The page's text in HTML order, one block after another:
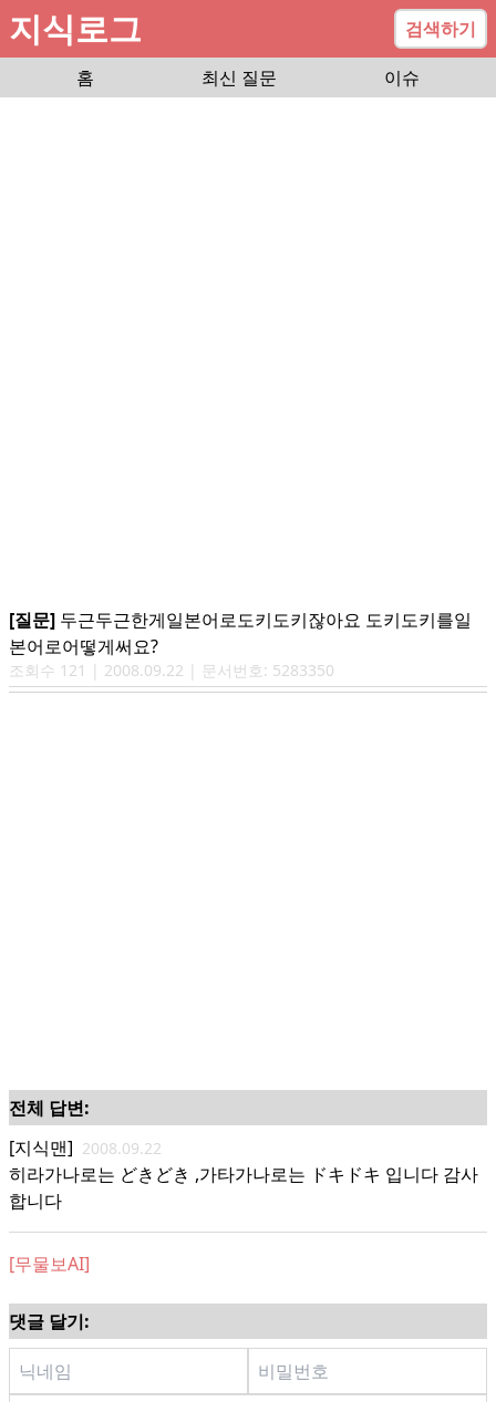
지식로그
검색하기
홈
최신 질문 이슈
[질문] 두근두근한게일본어로도키도키잖아요 도키도키를일
본어로어떻게써요?
조회수 121 | 2008.09.22 | 문서번호: 5283350
전체 답변:
[지식맨] 2008.09.22
히라가나로는 どきどき ,가타가나로는 ドキドキ 입니다 감사
합니다
[무물보AI]
댓글 달기: